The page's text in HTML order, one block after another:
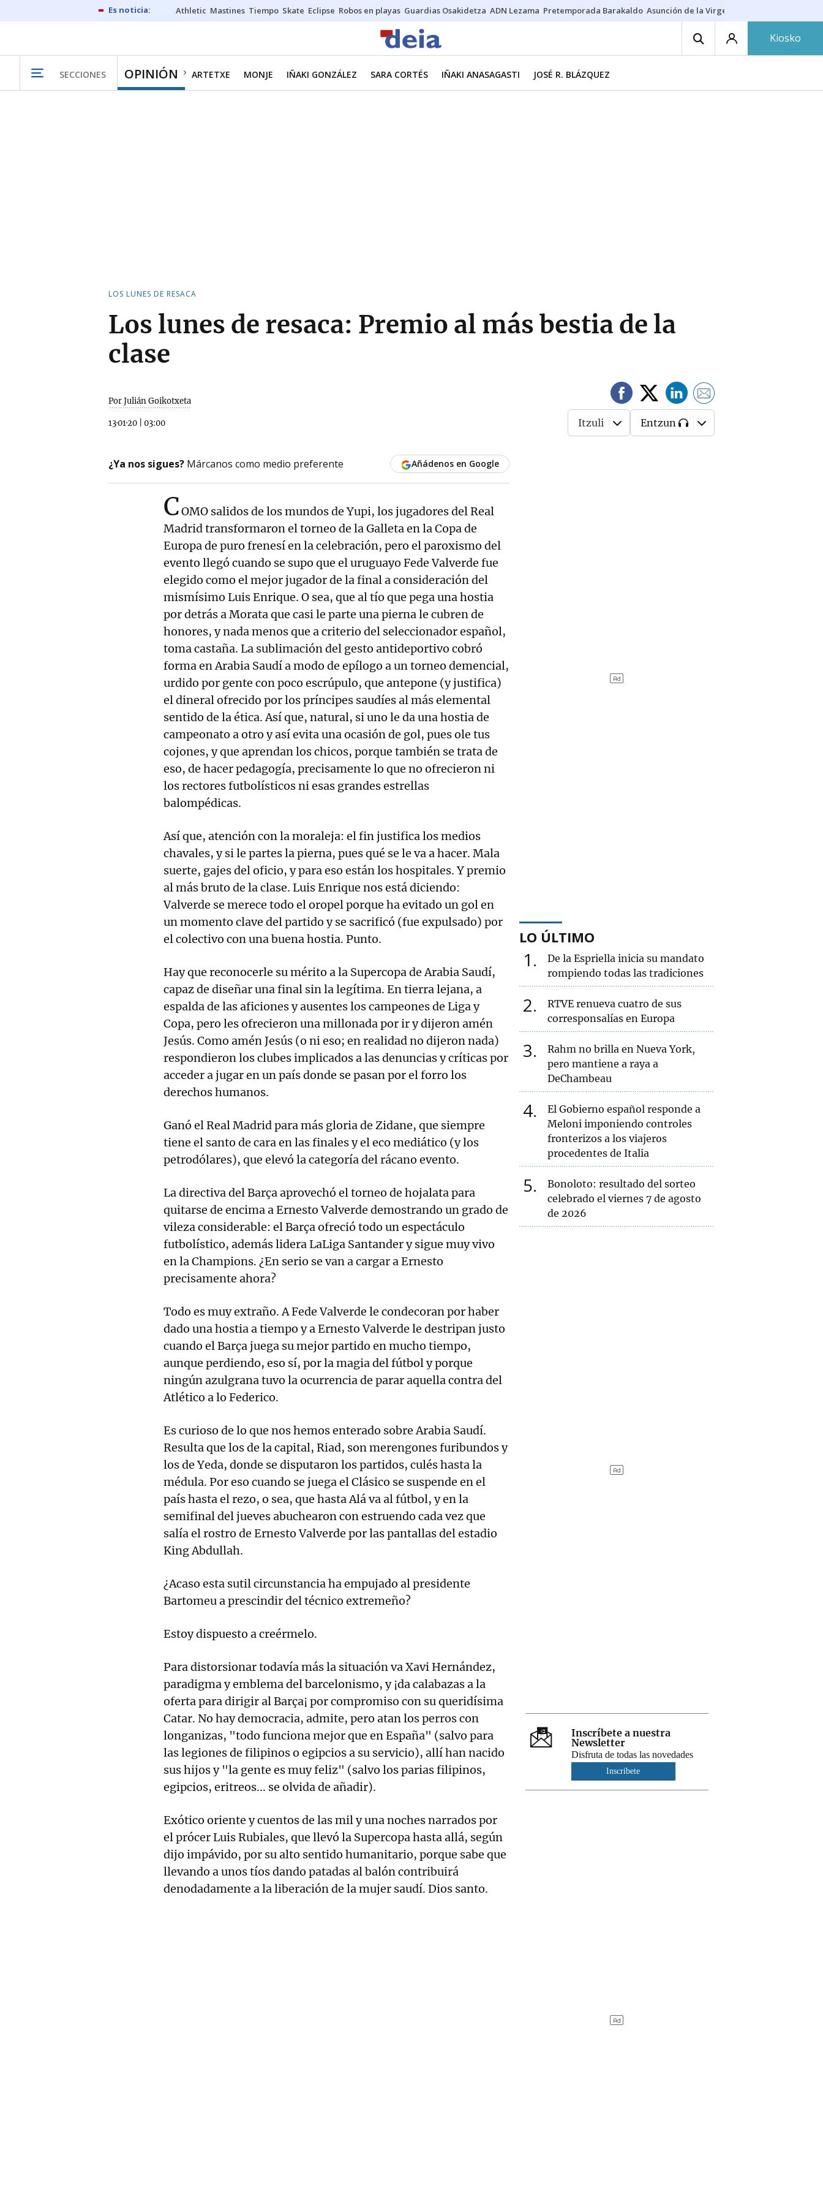
Athletic Mastines Tiempo Skate Eclipse Robos en playas Guardias Osakidetza ADN Lezama Pretemporada Barakaldo Asunción de la Virgen
Kiosko
SECCIONES OPINIÓN ARTETXE MONJE IÑAKI GONZÁLEZ SARA CORTÉS IÑAKI ANASAGASTI JOSÉ R. BLÁZQUEZ
LOS LUNES DE RESACA
Los lunes de resaca: Premio al más bestia de la
clase
Por Julián Goikotxeta
13·01·20 03:00 Itzuli Entzun
¿Ya nos sigues? Márcanos como medio preferente Añádenos en Google
COMO salidos de los mundos de Yupi, los jugadores del Real
Madrid transformaron el torneo de la Galleta en la Copa de
Europa de puro frenesí en la celebración, pero el paroxismo del
evento llegó cuando se supo que el uruguayo Fede Valverde fue
elegido como el mejor jugador de la final a consideración del
mismísimo Luis Enrique. O sea, que al tío que pega una hostia
por detrás a Morata que casi le parte una pierna le cubren de
honores, y nada menos que a criterio del seleccionador español,
toma castaña. La sublimación del gesto antideportivo cobró
forma en Arabia Saudí a modo de epílogo a un torneo demencial,
urdido por gente con poco escrúpulo, que antepone (y justifica)
el dineral ofrecido por los príncipes saudíes al más elemental
sentido de la ética. Así que, natural, si uno le da una hostia de
campeonato a otro y así evita una ocasión de gol, pues ole tus
cojones, y que aprendan los chicos, porque también se trata de
eso, de hacer pedagogía, precisamente lo que no ofrecieron ni
los rectores futbolísticos ni esas grandes estrellas
balompédicas.
Así que, atención con la moraleja: el fin justifica los medios
chavales, y si le partes la pierna, pues qué se le va a hacer. Mala
suerte, gajes del oficio, y para eso están los hospitales. Y premio
al más bruto de la clase. Luis Enrique nos está diciendo:
Valverde se merece todo el oropel porque ha evitado un gol en
un momento clave del partido y se sacrificó (fue expulsado) por
el colectivo con una buena hostia. Punto.
Hay que reconocerle su mérito a la Supercopa de Arabia Saudí,
capaz de diseñar una final sin la legítima. En tierra lejana, a
espalda de las aficiones y ausentes los campeones de Liga y
Copa, pero les ofrecieron una millonada por ir y dijeron amén
Jesús. Como amén Jesús (o ni eso; en realidad no dijeron nada)
respondieron los clubes implicados a las denuncias y críticas por
acceder a jugar en un país donde se pasan por el forro los
derechos humanos.
Ganó el Real Madrid para más gloria de Zidane, que siempre
tiene el santo de cara en las finales y el eco mediático (y los
petrodólares), que elevó la categoría del rácano evento.
La directiva del Barça aprovechó el torneo de hojalata para
quitarse de encima a Ernesto Valverde demostrando un grado de
vileza considerable: el Barça ofreció todo un espectáculo
futbolístico, además lidera LaLiga Santander y sigue muy vivo
en la Champions. ¿En serio se van a cargar a Ernesto
precisamente ahora?
Todo es muy extraño. A Fede Valverde le condecoran por haber
dado una hostia a tiempo y a Ernesto Valverde le destripan justo
cuando el Barça juega su mejor partido en mucho tiempo,
aunque perdiendo, eso sí, por la magia del fútbol y porque
ningún azulgrana tuvo la ocurrencia de parar aquella contra del
Atlético a lo Federico.
Es curioso de lo que nos hemos enterado sobre Arabia Saudí.
Resulta que los de la capital, Riad, son merengones furibundos y
los de Yeda, donde se disputaron los partidos, culés hasta la
médula. Por eso cuando se juega el Clásico se suspende en el
país hasta el rezo, o sea, que hasta Alá va al fútbol, y en la
semifinal del jueves abuchearon con estruendo cada vez que
salía el rostro de Ernesto Valverde por las pantallas del estadio
King Abdullah.
¿Acaso esta sutil circunstancia ha empujado al presidente
Bartomeu a prescindir del técnico extremeño?
Estoy dispuesto a creérmelo.
Para distorsionar todavía más la situación va Xavi Hernández,
paradigma y emblema del barcelonismo, y ¡da calabazas a la
oferta para dirigir al Barça¡ por compromiso con su queridísima
Catar. No hay democracia, admite, pero atan los perros con
longanizas, "todo funciona mejor que en España" (salvo para
las legiones de filipinos o egipcios a su servicio), allí han nacido
sus hijos y "la gente es muy feliz" (salvo los parias filipinos,
egipcios, eritreos... se olvida de añadir).
Exótico oriente y cuentos de las mil y una noches narrados por
el prócer Luis Rubiales, que llevó la Supercopa hasta allá, según
dijo impávido, por su alto sentido humanitario, porque sabe que
llevando a unos tíos dando patadas al balón contribuirá
denodadamente a la liberación de la mujer saudí. Dios santo.
LO ÚLTIMO
1
De la Espriella inicia su mandato
rompiendo todas las tradiciones
2
RTVE renueva cuatro de sus
corresponsalías en Europa
3
Rahm no brilla en Nueva York,
pero mantiene a raya a
DeChambeau
4
El Gobierno español responde a
Meloni imponiendo controles
fronterizos a los viajeros
procedentes de Italia
5
Bonoloto: resultado del sorteo
celebrado el viernes 7 de agosto
de 2026
Inscríbete a nuestra
Newsletter
Disfruta de todas las novedades
Inscríbete